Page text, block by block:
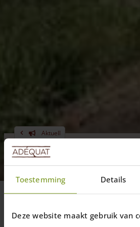
Toestemming Details
Deze website maakt gebruik van
Aktuell
Angesteckt!
aber hoch ansteckend!